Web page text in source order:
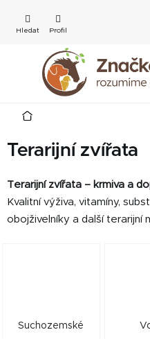
obsah
Terarijní zvířata
Terarijní zvířata – krmiva a
Kvalitní výživa, vitamíny,
obojživelníky a další terarijní
Suchozemské